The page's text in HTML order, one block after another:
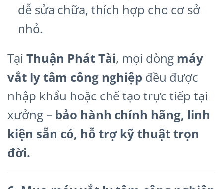
dễ sửa chữa, thích hợp cho cơ sở
nhỏ.
Tại Thuận Phát Tài, mọi dòng máy
vắt ly tâm công nghiệp đều được
nhập khẩu hoặc chế tạo trực tiếp tại
xưởng – bảo hành chính hãng, linh
kiện sẵn có, hỗ trợ kỹ thuật trọn
đời.